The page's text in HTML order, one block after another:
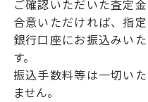
ご確認いただいた査定
合意いただければ、指
銀行口座にお振込みい
す。
振込手数料等は一切い
ません。